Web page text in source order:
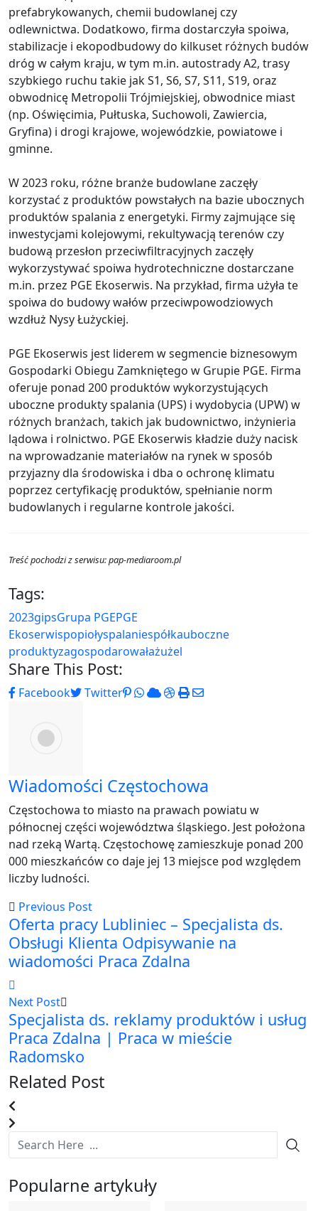
prefabrykowanych, chemii budowlanej czy
odlewnictwa. Dodatkowo, firma dostarczyła spoiwa,
stabilizacje i ekopodbudowy do kilkuset różnych budów
dróg w całym kraju, w tym m.in. autostrady A2, trasy
szybkiego ruchu takie jak S1, S6, S7, S11, S19, oraz
obwodnicę Metropolii Trójmiejskiej, obwodnice miast
(np. Oświęcimia, Pułtuska, Suchowoli, Zawiercia,
Gryfina) i drogi krajowe, wojewódzkie, powiatowe i
gminne.
W 2023 roku, różne branże budowlane zaczęły
korzystać z produktów powstałych na bazie ubocznych
produktów spalania z energetyki. Firmy zajmujące się
inwestycjami kolejowymi, rekultywacją terenów czy
budową przesłon przeciwfiltracyjnych zaczęły
wykorzystywać spoiwa hydrotechniczne dostarczane
m.in. przez PGE Ekoserwis. Na przykład, firma użyła te
spoiwa do budowy wałów przeciwpowodziowych
wzdłuż Nysy Łużyckiej.
PGE Ekoserwis jest liderem w segmencie biznesowym
Gospodarki Obiegu Zamkniętego w Grupie PGE. Firma
oferuje ponad 200 produktów wykorzystujących
uboczne produkty spalania (UPS) i wydobycia (UPW) w
różnych branżach, takich jak budownictwo, inżynieria
lądowa i rolnictwo. PGE Ekoserwis kładzie duży nacisk
na wprowadzanie materiałów na rynek w sposób
przyjazny dla środowiska i dba o ochronę klimatu
poprzez certyfikację produktów, spełnianie norm
budowlanych i regularne kontrole jakości.
Treść pochodzi z serwisu: pap-mediaroom.pl
Tags:
2023gipsGrupa PGEPGE
Ekoserwispopiołyspalaniespółkauboczne
produktyzagospodarowałażużel
Share This Post:
Facebook Twitter Pinterest
Whatsapp
CloudStumbleUpon
PrintShare
Wiadomości Częstochowa
Częstochowa to miasto na prawach powiatu w
północnej części województwa śląskiego. Jest położona
nad rzeką Wartą. Częstochowę zamieszkuje ponad 200
000 mieszkańców co daje jej 13 miejsce pod względem
liczby ludności.
Previous Post
Oferta pracy Lubliniec – Specjalista ds.
Obsługi Klienta Odpisywanie na
wiadomości Praca Zdalna
Next Post
Specjalista ds. reklamy produktów i usług
Praca Zdalna | Praca w mieście
Radomsko
Related Post
Popularne artykuły